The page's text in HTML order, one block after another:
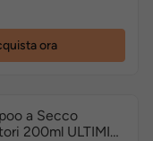
ora
a Secco
200ml ULTIMI